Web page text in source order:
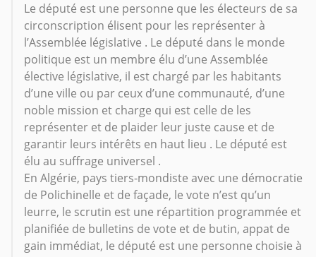
Le député est une personne que les électeurs de sa
circonscription élisent pour les représenter à
l’Assemblée législative . Le député dans le monde
politique est un membre élu d’une Assemblée
élective législative, il est chargé par les habitants
d’une ville ou par ceux d’une communauté, d’une
noble mission et charge qui est celle de les
représenter et de plaider leur juste cause et de
garantir leurs intérêts en haut lieu . Le député est
élu au suffrage universel .
En Algérie, pays tiers-mondiste avec une démocratie
de Polichinelle et de façade, le vote n’est qu’un
leurre, le scrutin est une répartition programmée et
planifiée de bulletins de vote et de butin, appat de
gain immédiat, le député est une personne choisie à